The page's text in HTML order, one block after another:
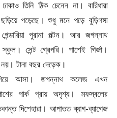
তিনি ঠিক চেনেন না। বারিধারা
পড়েছে। শুধু মনে পড়ে বুড়িগঙ্গা
পুরানা পল্টন। আর জগন্নাথ
সেন্ট গ্রেগরি। পাশেই গির্জা।
নয়। টানা বছর দেড়েক।
আসা। জগন্নাথ কলেজ এখন
পার্ক প্রায় অদৃশ্য। মফস্বলের
দিশেহারা। আপাতত ব্যাগ-ব্যাগেজ